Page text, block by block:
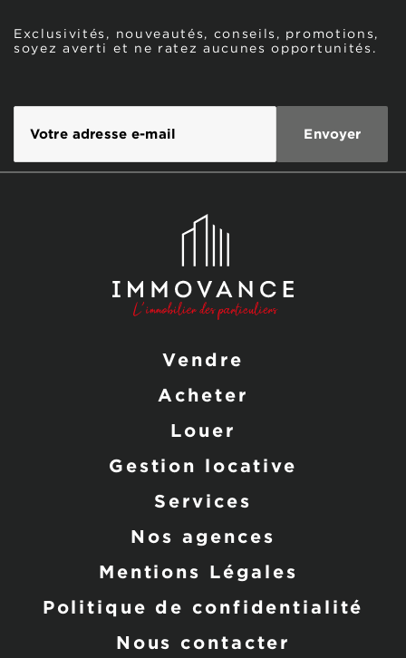
Exclusivités, nouveautés, conseils, promotions,
soyez averti et ne ratez aucunes opportunités.
Vendre
Acheter
Louer
Gestion locative
Services
Nos agences
Mentions Légales
Politique de confidentialité
Nous contacter